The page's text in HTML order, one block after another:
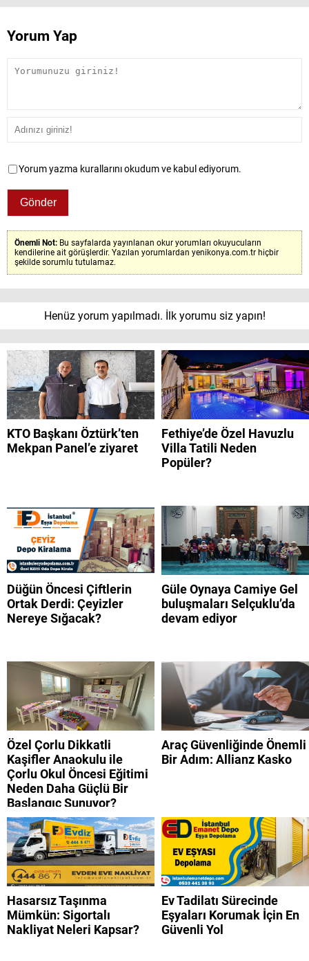
Yorum Yap
Yorum yazma kurallarını okudum ve kabul ediyorum.
Önemli Not: Bu sayfalarda yayınlanan okur yorumları okuyucuların
kendilerine ait görüşlerdir. Yazılan yorumlardan yenikonya.com.tr hiçbir
şekilde sorumlu tutulamaz.
Henüz yorum yapılmadı. İlk yorumu siz yapın!
KTO Başkanı Öztürk’ten
Mekpan Panel’e ziyaret
Fethiye’de Özel Havuzlu
Villa Tatili Neden
Popüler?
Düğün Öncesi Çiftlerin
Ortak Derdi: Çeyizler
Nereye Sığacak?
Güle Oynaya Camiye Gel
buluşmaları Selçuklu’da
devam ediyor
Özel Çorlu Dikkatli
Kaşifler Anaokulu ile
Çorlu Okul Öncesi Eğitimi
Neden Daha Güçlü Bir
Başlangıç Sunuyor?
Araç Güvenliğinde Önemli
Bir Adım: Allianz Kasko
Hasarsız Taşınma
Mümkün: Sigortalı
Nakliyat Neleri Kapsar?
Ev Tadilatı Sürecinde
Eşyaları Korumak İçin En
Güvenli Yol